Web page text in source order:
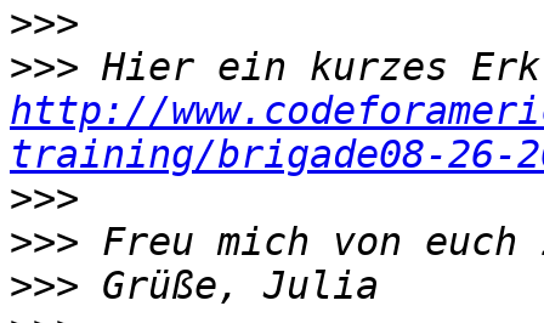
>>>
>>>
http://
training/brigade08-26-
>>>
>>>
>>>